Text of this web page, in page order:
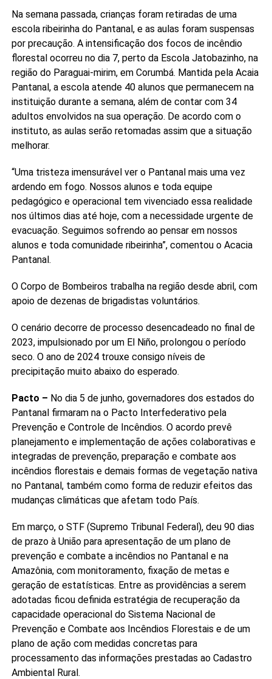
Na semana passada, crianças foram retiradas de uma
escola ribeirinha do Pantanal, e as aulas foram suspensas
por precaução. A intensificação dos focos de incêndio
florestal ocorreu no dia 7, perto da Escola Jatobazinho, na
região do Paraguai-mirim, em Corumbá. Mantida pela Acaia
Pantanal, a escola atende 40 alunos que permanecem na
instituição durante a semana, além de contar com 34
adultos envolvidos na sua operação. De acordo com o
instituto, as aulas serão retomadas assim que a situação
melhorar.
“Uma tristeza imensurável ver o Pantanal mais uma vez
ardendo em fogo. Nossos alunos e toda equipe
pedagógico e operacional tem vivenciado essa realidade
nos últimos dias até hoje, com a necessidade urgente de
evacuação. Seguimos sofrendo ao pensar em nossos
alunos e toda comunidade ribeirinha”, comentou o Acacia
Pantanal.
O Corpo de Bombeiros trabalha na região desde abril, com
apoio de dezenas de brigadistas voluntários.
O cenário decorre de processo desencadeado no final de
2023, impulsionado por um El Niño, prolongou o período
seco. O ano de 2024 trouxe consigo níveis de
precipitação muito abaixo do esperado.
Pacto – No dia 5 de junho, governadores dos estados do
Pantanal firmaram na o Pacto Interfederativo pela
Prevenção e Controle de Incêndios. O acordo prevê
planejamento e implementação de ações colaborativas e
integradas de prevenção, preparação e combate aos
incêndios florestais e demais formas de vegetação nativa
no Pantanal, também como forma de reduzir efeitos das
mudanças climáticas que afetam todo País.
Em março, o STF (Supremo Tribunal Federal), deu 90 dias
de prazo à União para apresentação de um plano de
prevenção e combate a incêndios no Pantanal e na
Amazônia, com monitoramento, fixação de metas e
geração de estatísticas. Entre as providências a serem
adotadas ficou definida estratégia de recuperação da
capacidade operacional do Sistema Nacional de
Prevenção e Combate aos Incêndios Florestais e de um
plano de ação com medidas concretas para
processamento das informações prestadas ao Cadastro
Ambiental Rural.